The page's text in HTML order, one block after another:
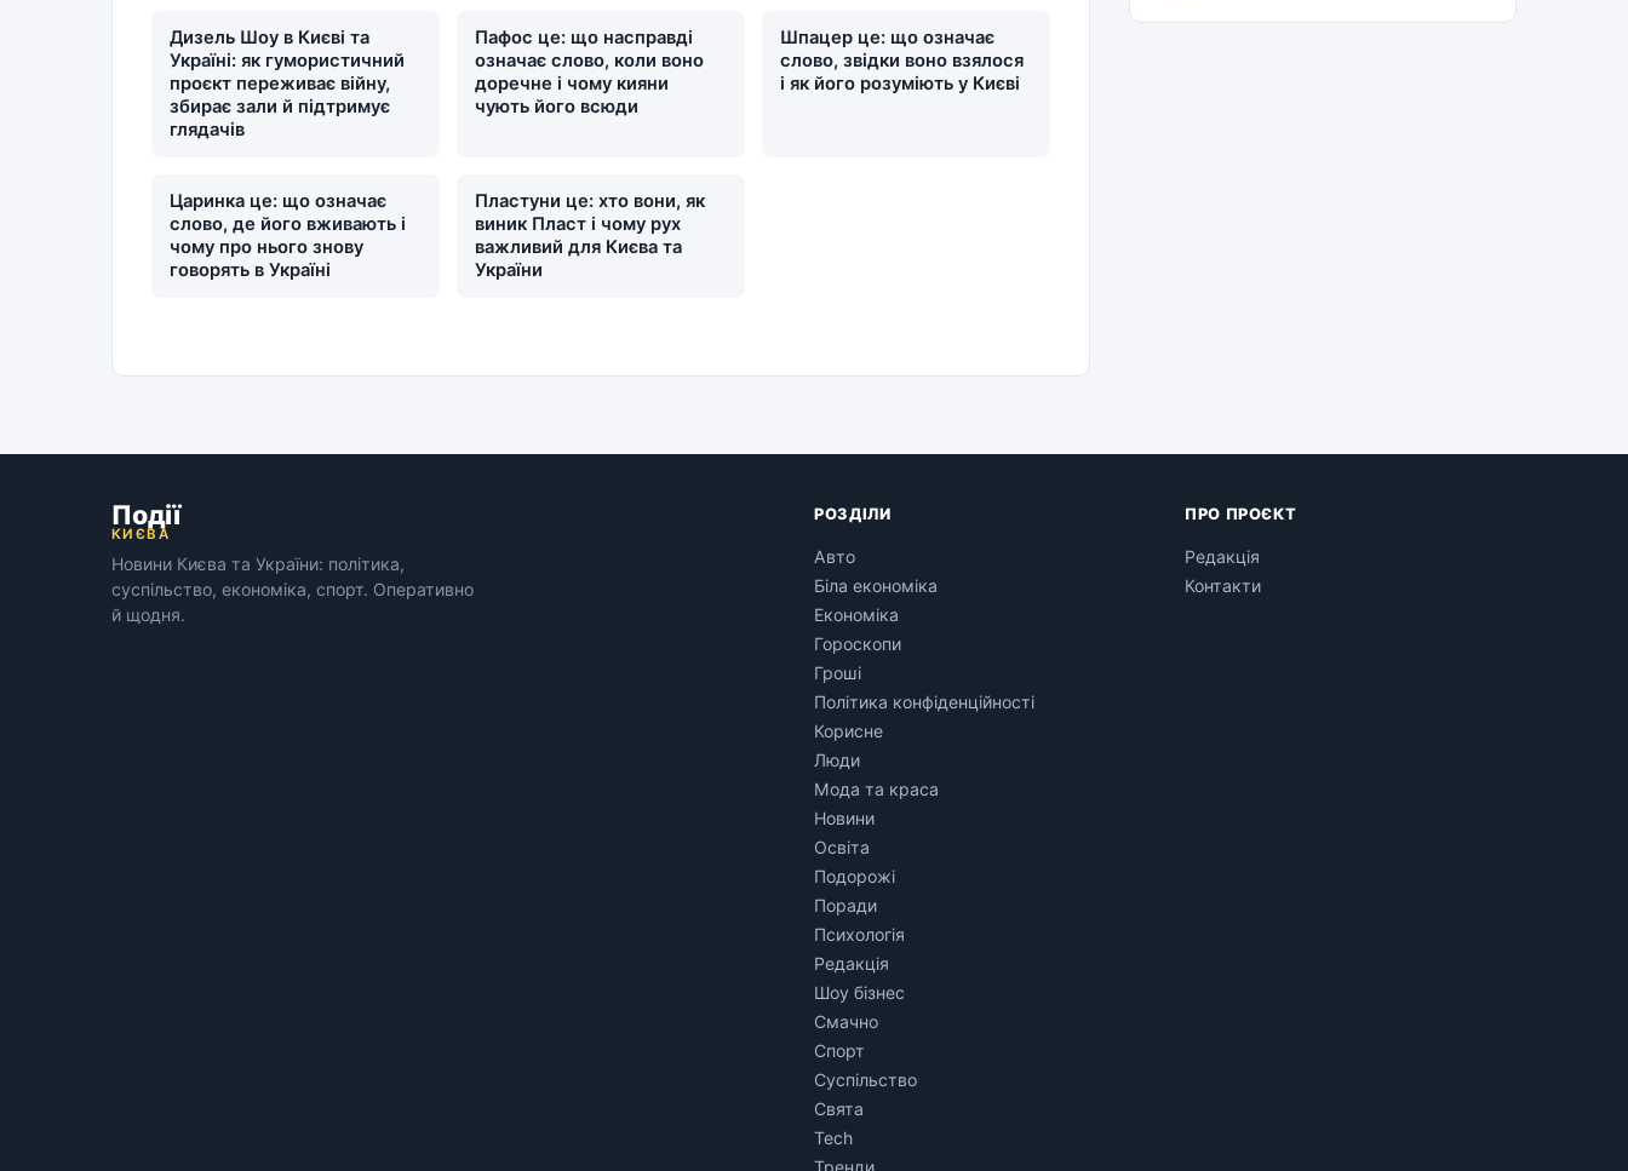
Дизель Шоу в Києві та
Україні: як гумористичний
проєкт переживає війну,
збирає зали й підтримує
глядачів
Пафос це: що насправді
означає слово, коли воно
доречне і чому кияни
чують його всюди
Шпацер це: що означає
слово, звідки воно взялося
і як його розуміють у Києві
Царинка це: що означає
слово, де його вживають і
чому про нього знову
говорять в Україні
Пластуни це: хто вони, як
виник Пласт і чому рух
важливий для Києва та
України
Події
КИЄВА
Новини Києва та України: політика,
суспільство, економіка, спорт. Оперативно
й щодня.
РОЗДІЛИ
Авто
Біла економіка
Економіка
Гороскопи
Гроші
Політика конфіденційності
Корисне
Люди
Мода та краса
Новини
Освіта
Подорожі
Поради
Психологія
Редакція
Шоу бізнес
Смачно
Спорт
Суспільство
Свята
Tech
Тренди
ПРО ПРОЄКТ
Редакція
Контакти